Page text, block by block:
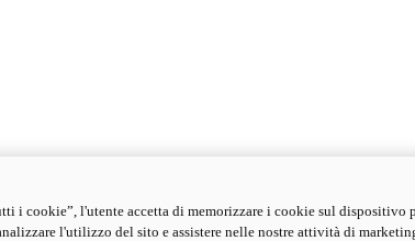
i cookie”, l'utente accetta di memorizzare i cookie sul dispositivo
l'utilizzo del sito e assistere nelle nostre attività di